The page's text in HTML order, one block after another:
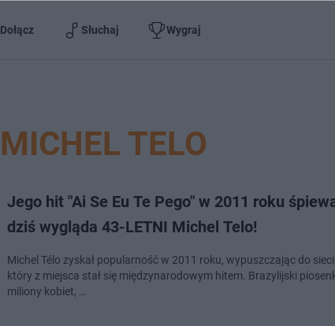
Dołącz Słuchaj Wygraj
MICHEL TELO
Jego hit "Ai Se Eu Te Pego" w 2011 roku
dziś wygląda 43-LETNI Michel Telo!
Michel Télo zyskał popularność w 2011 roku, wypuszczając do sieci
który z miejsca stał się międzynarodowym hitem. Brazylijski
miliony kobiet, …